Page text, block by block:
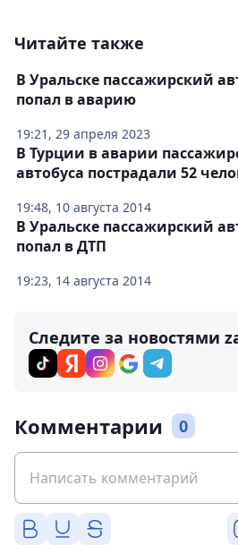
Читайте также
19:21, 29 апреля 2023
В Уральске пассажирский
попал в аварию
19:48, 10 августа 2014
В Турции в аварии
автобуса пострадали 52
19:23, 14 августа 2014
В Уральске пассажирский
попал в ДТП
Следите за новостями
Комментарии 0